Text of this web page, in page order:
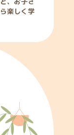
楽しく学